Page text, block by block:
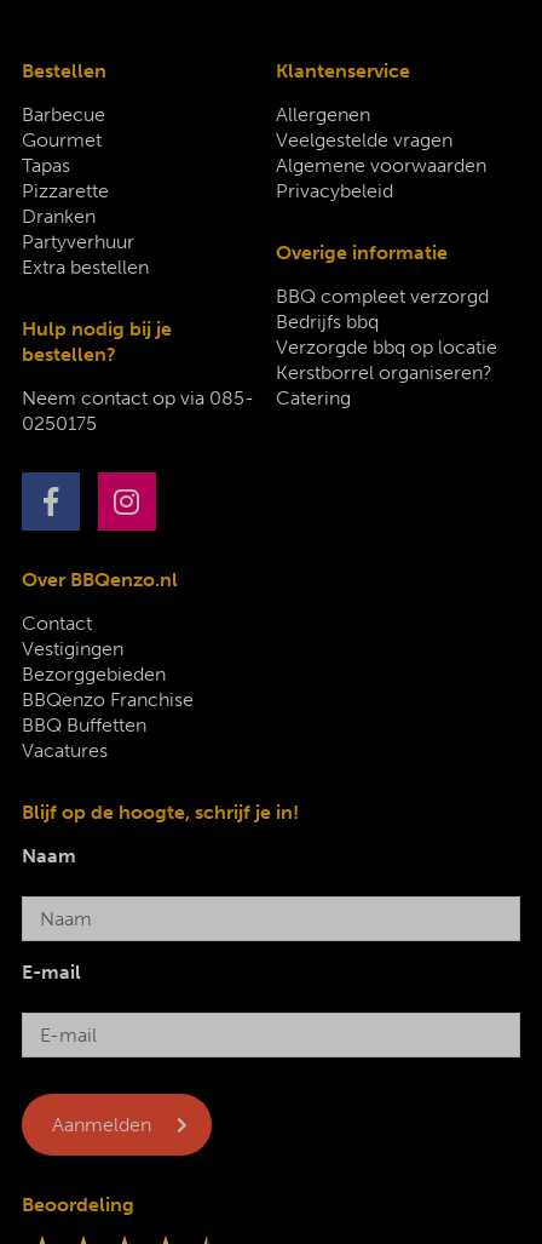
Bestellen
Barbecue
Gourmet
Tapas
Pizzarette
Dranken
Partyverhuur
Extra bestellen
Hulp nodig bij je
bestellen?
Neem contact op via 085-
0250175
Klantenservice
Allergenen
Veelgestelde vragen
Algemene voorwaarden
Privacybeleid
Overige informatie
BBQ compleet verzorgd
Bedrijfs bbq
Verzorgde bbq op locatie
Kerstborrel organiseren?
Catering
Over BBQenzo.nl
Contact
Vestigingen
Bezorggebieden
BBQenzo Franchise
BBQ Buffetten
Vacatures
Blijf op de hoogte, schrijf je in!
Naam
E-mail
Beoordeling